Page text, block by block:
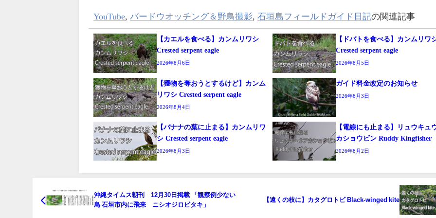
YouTube,バードウオッチング＆野鳥撮影,石垣島フィールドガイド日記の関連記事
【カエルを食べる】カンムリワシ
Crested serpent eagle
2026年8月6日
【ドバトを食べる】カンムリワ
Crested serpent eagle
2026年8月5日
【獲物を奪おうとするけど】カンム
リワシ Crested serpent eagle
2026年8月4日
ガイド料金改定のお知らせ
2026年8月3日
【バナナの葉に止まる】カンムリワ
シ Crested serpent eagle
2026年8月3日
【電線にも止まる】リュウキュ
カショウビン Ruddy Kingfisher
2026年8月2日
沖縄タイムス朝刊 12月30日掲載 「観察例少ない
鳥 石垣市内に飛来 ニシオジロビタキ」
【遠くの枝に】カタグロトビ Black-winged kite